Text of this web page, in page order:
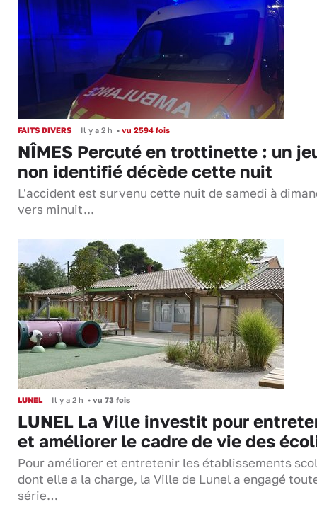
FAITS DIVERS Il y a 2 h • vu 2594 fois
NÎMES Percuté en trottinette : un
non identifié décède cette nuit
L'accident est survenu cette nuit de samedi à
vers minuit...
LUNEL Il y a 2 h • vu 73 fois
LUNEL La Ville investit pour
et améliorer le cadre de vie des
Pour améliorer et entretenir les établissements
dont elle a la charge, la Ville de Lunel a engagé
série…